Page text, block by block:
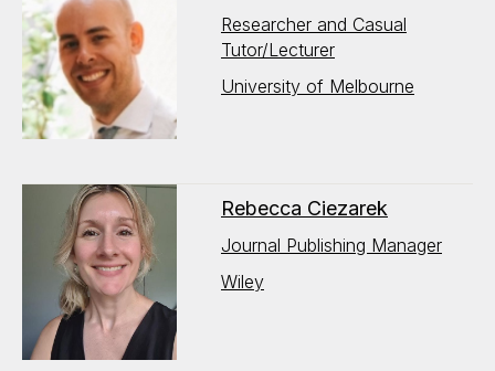
Researcher and Casual
Tutor/Lecturer
University of Melbourne
Rebecca Ciezarek
Journal Publishing Manager
Wiley